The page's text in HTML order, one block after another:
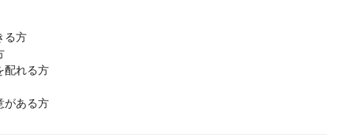
る方
配れる方
がある方